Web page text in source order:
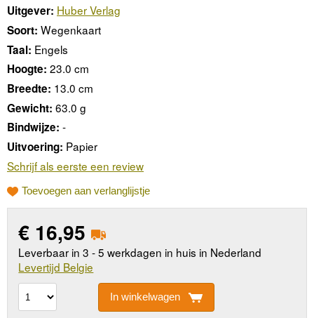
Uitgever: Huber Verlag
Soort: Wegenkaart
Taal: Engels
Hoogte: 23.0 cm
Breedte: 13.0 cm
Gewicht: 63.0 g
Bindwijze: -
Uitvoering: Papier
Schrijf als eerste een review
Toevoegen aan verlanglijstje
€ 16,95
Leverbaar in 3 - 5 werkdagen in huis in Nederland
Levertijd Belgie
In winkelwagen